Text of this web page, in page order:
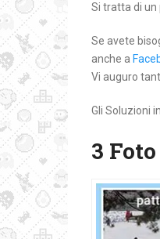
Si tratta di un
Se avete
anche a
Vi auguro
Gli Soluzioni
3